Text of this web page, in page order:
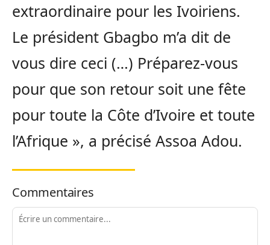
extraordinaire pour les Ivoiriens.
Le président Gbagbo m’a dit de
vous dire ceci (…) Préparez-vous
pour que son retour soit une fête
pour toute la Côte d’Ivoire et toute
l’Afrique », a précisé Assoa Adou.
Commentaires